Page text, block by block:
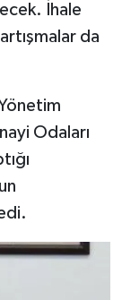
İhale
da
Odaları